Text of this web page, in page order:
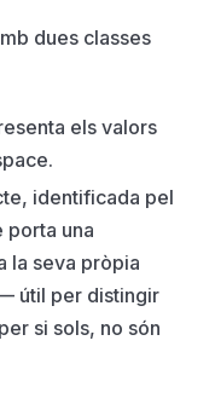
dues classes
els valors
identificada pel
porta una
la seva pròpia
útil per distingir
si sols, no són